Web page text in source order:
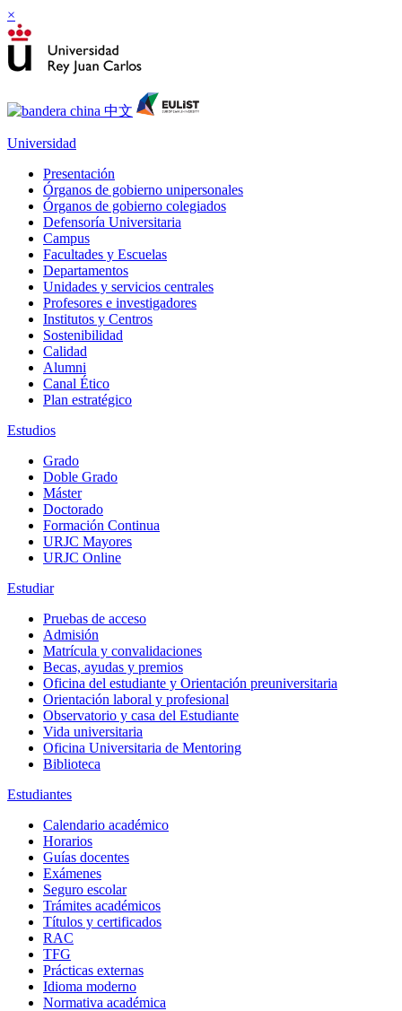
×
Universidad
Presentación
Órganos de gobierno unipersonales
Órganos de gobierno colegiados
Defensoría Universitaria
Campus
Facultades y Escuelas
Departamentos
Unidades y servicios centrales
Profesores e investigadores
Institutos y Centros
Sostenibilidad
Calidad
Alumni
Canal Ético
Plan estratégico
Estudios
Grado
Doble Grado
Máster
Doctorado
Formación Continua
URJC Mayores
URJC Online
Estudiar
Pruebas de acceso
Admisión
Matrícula y convalidaciones
Becas, ayudas y premios
Oficina del estudiante y Orientación preuniversitaria
Orientación laboral y profesional
Observatorio y casa del Estudiante
Vida universitaria
Oficina Universitaria de Mentoring
Biblioteca
Estudiantes
Calendario académico
Horarios
Guías docentes
Exámenes
Seguro escolar
Trámites académicos
Títulos y certificados
RAC
TFG
Prácticas externas
Idioma moderno
Normativa académica